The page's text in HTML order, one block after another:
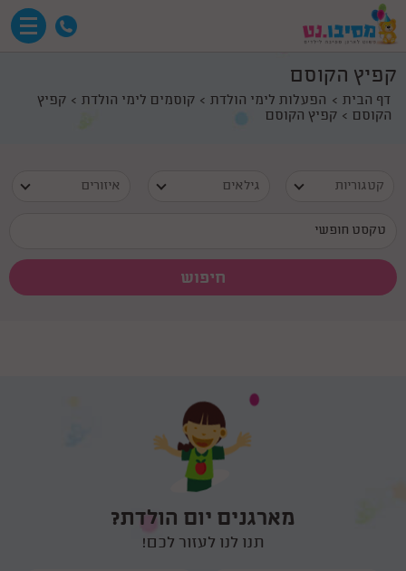
קפיץ הקוסם
דף הבית הפעלות לימי הולדת קוסמים לימי הולדת
קפיץ
הקוסם
קפיץ הקוסם
קטגוריות גילאים איזורים
מארגנים יום הולדת?
תנו לנו לעזור לכם!